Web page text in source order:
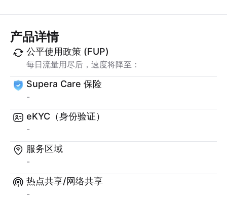
产品详情
公平使用政策 (FUP)
每日流量用尽后，速度将降至：
Supera Care 保险
-
eKYC（身份验证）
-
服务区域
-
热点共享/网络共享
-